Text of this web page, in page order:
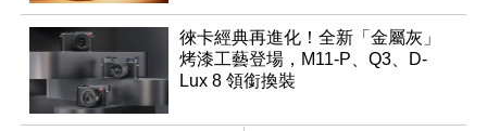
徠卡經典再進化！全新「金屬灰」
烤漆工藝登場，M11-P、Q3、D-
Lux 8 領銜換裝